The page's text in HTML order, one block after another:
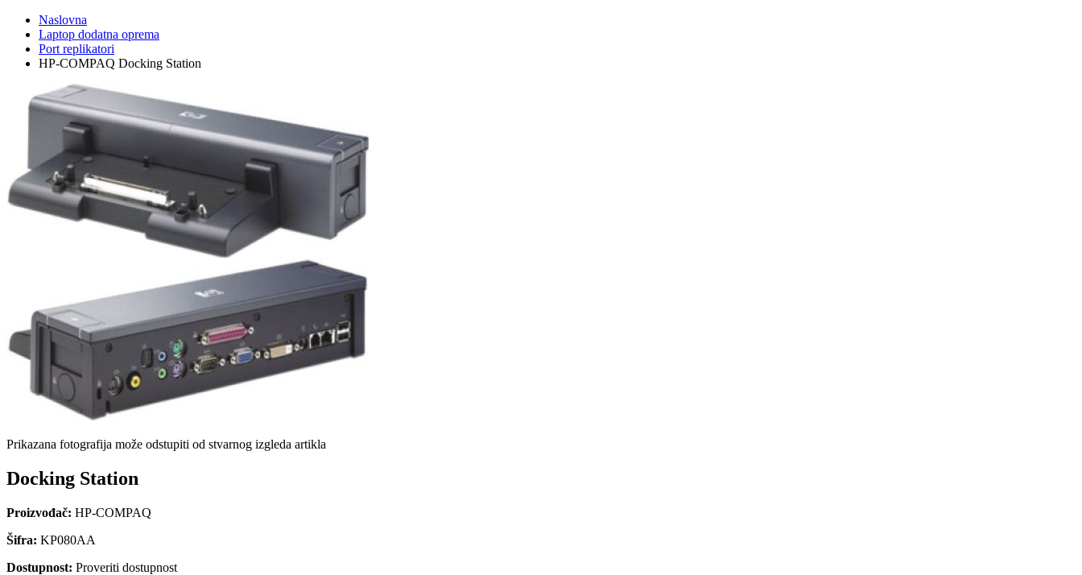
Naslovna
Laptop dodatna oprema
Port replikatori
HP-COMPAQ Docking Station
Prikazana fotografija može odstupiti od stvarnog izgleda artikla
Docking Station
Proizvođač: HP-COMPAQ
Šifra: KP080AA
Dostupnost: Proveriti dostupnost